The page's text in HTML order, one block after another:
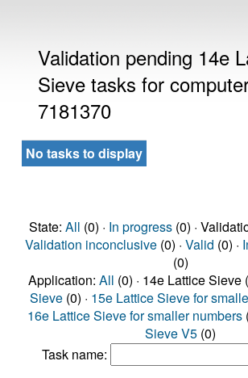
Validation pending 14e
Sieve tasks for
7181370
No tasks to display
State: All (0) · In progress(0) ·
Validation inconclusive(0) · Valid (0) ·
(0)
Application: All (0) · 14e Lattice Sieve
Sieve (0) · 15e Lattice Sieve for
16e Lattice Sieve for smaller numbers
Sieve V5 (0)
Task name: